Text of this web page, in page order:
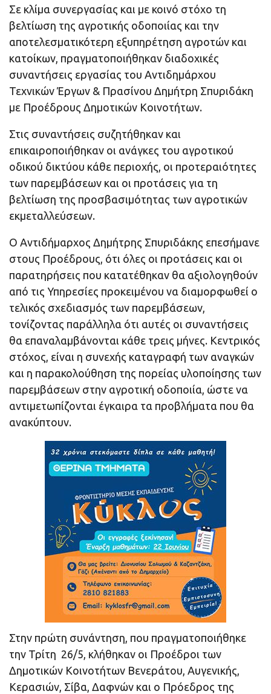
Σε κλίμα συνεργασίας και με κοινό στόχο τη
βελτίωση της αγροτικής οδοποιίας και την
αποτελεσματικότερη εξυπηρέτηση αγροτών και
κατοίκων, πραγματοποιήθηκαν διαδοχικές
συναντήσεις εργασίας του Αντιδημάρχου
Τεχνικών Έργων & Πρασίνου Δημήτρη Σπυριδάκη
με Προέδρους Δημοτικών Κοινοτήτων.
Στις συναντήσεις συζητήθηκαν και
επικαιροποιήθηκαν οι ανάγκες του αγροτικού
οδικού δικτύου κάθε περιοχής, οι προτεραιότητες
των παρεμβάσεων και οι προτάσεις για τη
βελτίωση της προσβασιμότητας των αγροτικών
εκμεταλλεύσεων.
Ο Αντιδήμαρχος Δημήτρης Σπυριδάκης επεσήμανε
στους Προέδρους, ότι όλες οι προτάσεις και οι
παρατηρήσεις που κατατέθηκαν θα αξιολογηθούν
από τις Υπηρεσίες προκειμένου να διαμορφωθεί ο
τελικός σχεδιασμός των παρεμβάσεων,
τονίζοντας παράλληλα ότι αυτές οι συναντήσεις
θα επαναλαμβάνονται κάθε τρεις μήνες. Κεντρικός
στόχος, είναι η συνεχής καταγραφή των αναγκών
και η παρακολούθηση της πορείας υλοποίησης των
παρεμβάσεων στην αγροτική οδοποιία, ώστε να
αντιμετωπίζονται έγκαιρα τα προβλήματα που θα
ανακύπτουν.
Στην πρώτη συνάντηση, που πραγματοποιήθηκε
την Τρίτη 26/5, κλήθηκαν οι Προέδροι των
Δημοτικών Κοινοτήτων Βενεράτου, Αυγενικής,
Κερασιών, Σίβα, Δαφνών και ο Πρόεδρος της